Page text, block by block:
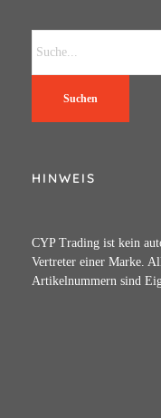
Suchen
HINWEIS
CYP Trading ist kein
Vertreter einer Marke.
Artikelnummern sind